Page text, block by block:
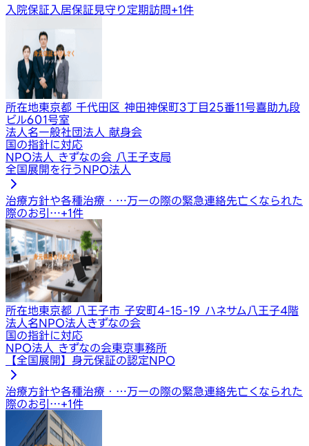
入院保証 入居保証見守り定期訪問+1件
所在地東京都 千代田区 神田神保町3丁目25番11号喜助九段
ビル601号室
法人名一般社団法人 献身会
国の指針に対応
NPO法人 きずなの会 八王子支局
全国展開を行うNPO法人
治療方針や各種治療・…万一の際の緊急連絡先亡くなられた
際のお引…+1件
所在地東京都 八王子市 子安町4-15-19 ハネサム八王子4階
法人名NPO法人きずなの会
国の指針に対応
NPO法人 きずなの会東京事務所
【全国展開】身元保証の認定NPO
治療方針や各種治療・…万一の際の緊急連絡先亡くなられた
際のお引…+1件